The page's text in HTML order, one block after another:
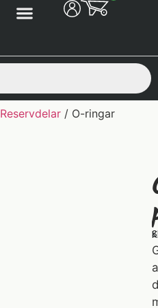
Reservdelar / O-ringar